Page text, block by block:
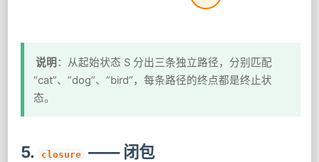
说明 ：从起始状态 S 分出三条独立路径，分别匹配
“cat”、”dog”、”bird”，每条路径的终点都是终止状
态。
5. closure —— 闭包